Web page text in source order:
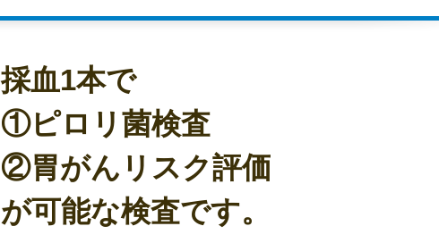
アミノインデックス®がんリスクスクリーニング
ノ酸濃度を測定し、
健康な人とがんである人のアミノ酸濃度のバランスの違いを
統計的に解析することで、現在がんであるリスク(可能性)を評
価する検査です。
● がんであるリスクとはどのようなことですか?
リスクとは、確率、可能性、危険性などと呼ばれているもの
採血1本で
①ピロリ菌検査
②胃がんリスク評価
が可能な検査です。